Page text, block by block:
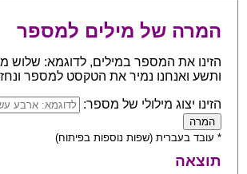
המרה של מילים למספר
הזינו את המספר במילים, לדוגמא: שלוש
ותשע ואנחנו נמיר את הטקסט למספר ונחזיר
הזינו יצוג מילולי של מספר:
* עובד בעברית (שפות נוספות בפיתוח)
תוצאה